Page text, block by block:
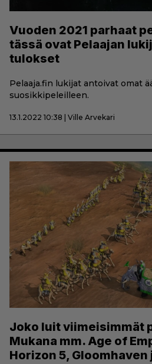
Vuoden 2021 parhaat
tässä ovat Pelaajan
tulokset
Pelaaja.fin lukijat antoivat omat
suosikkipeleilleen.
13.1.2022 10:38 | Ville Arvekari
Joko luit viimeisimmät
Mukana mm. Age of
Horizon 5,